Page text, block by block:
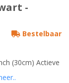
-
Bestelbaar
(30cm) Actieve